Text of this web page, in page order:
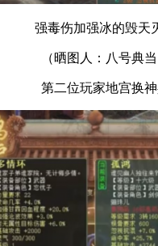
强毒伤加强冰的毁天
（晒图人：八号典当
第二位玩家地宫换神